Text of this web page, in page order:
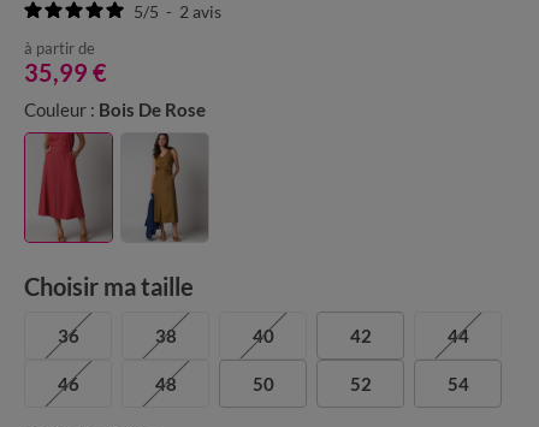
5/5 - 2 avis
à partir de
35,99 €
Couleur : Bois De Rose
Choisir ma taille
36 38 40 42 44
46 48 50 52 54